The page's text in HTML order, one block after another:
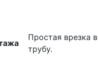
Простая врезка в
трубу.